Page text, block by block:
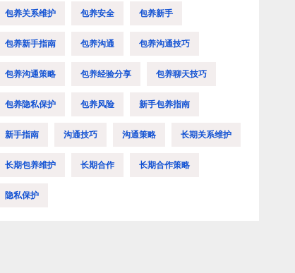
包养关系维护 包养安全 包养新手
包养新手指南 包养沟通 包养沟通技巧
包养沟通策略 包养经验分享 包养聊天技巧
包养隐私保护 包养风险 新手包养指南
新手指南 沟通技巧 沟通策略 长期关系维护
长期包养维护 长期合作 长期合作策略
隐私保护